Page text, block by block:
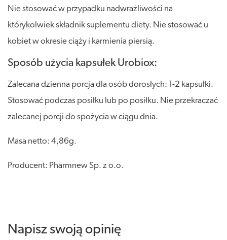
Nie stosować w przypadku nadwrażliwości na
którykolwiek składnik suplementu diety. Nie stosować u
kobiet w okresie ciąży i karmienia piersią.
Sposób użycia kapsułek Urobiox:
Zalecana dzienna porcja dla osób dorosłych: 1-2 kapsułki.
Stosować podczas posiłku lub po posiłku. Nie przekraczać
zalecanej porcji do spożycia w ciągu dnia.
Masa netto: 4,86g.
Producent: Pharmnew Sp. z o.o.
Napisz swoją opinię